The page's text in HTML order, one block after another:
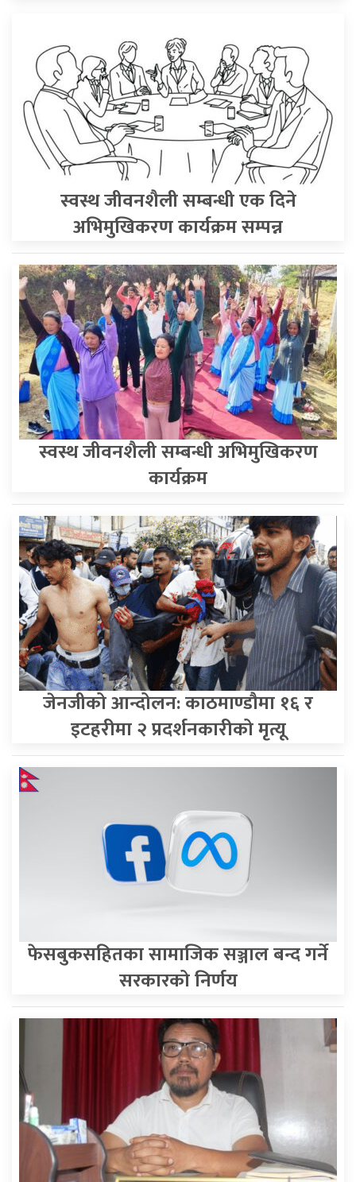
स्वस्थ जीवनशैली सम्बन्धी एक दिने
अभिमुखिकरण कार्यक्रम सम्पन्न
स्वस्थ जीवनशैली सम्बन्धी अभिमुखिकरण
कार्यक्रम
जेनजीको आन्दोलन: काठमाण्डाैमा १६ र
इटहरीमा २ प्रदर्शनकारीको मृत्यू
फेसबुकसहितका सामाजिक सञ्जाल बन्द गर्ने
सरकारको निर्णय